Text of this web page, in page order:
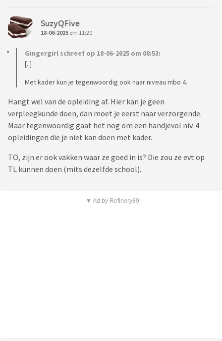
SuzyQFive
18-06-2025 om 11:20
Gingergirl schreef op 18-06-2025 om 08:53:
[..]
Met kader kun je tegenwoordig ook naar niveau mbo 4.
Hangt wel van de opleiding af. Hier kan je geen
verpleegkunde doen, dan moet je eerst naar verzorgende.
Maar tegenwoordig gaat het nog om een handjevol niv. 4
opleidingen die je niet kan doen met kader.
TO, zijn er ook vakken waar ze goed in is? Die zou ze evt op
TL kunnen doen (mits dezelfde school).
▼ Ad by Refinery89